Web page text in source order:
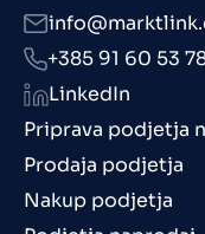
Priprava podjetja
Prodaja podjetja
Nakup podjetja
+385 91 60 53
LinkedIn